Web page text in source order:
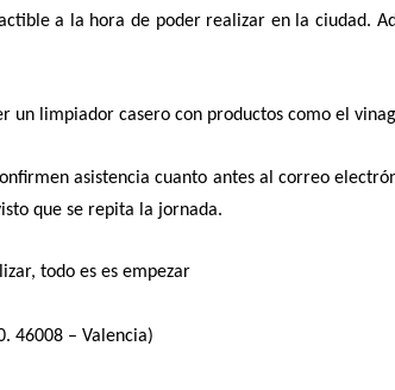
a la hora de poder realizar en la ciudad.
un limpiador casero con productos como el
asistencia cuanto antes al correo
que se repita la jornada.
todo es es empezar
46008 – Valencia)